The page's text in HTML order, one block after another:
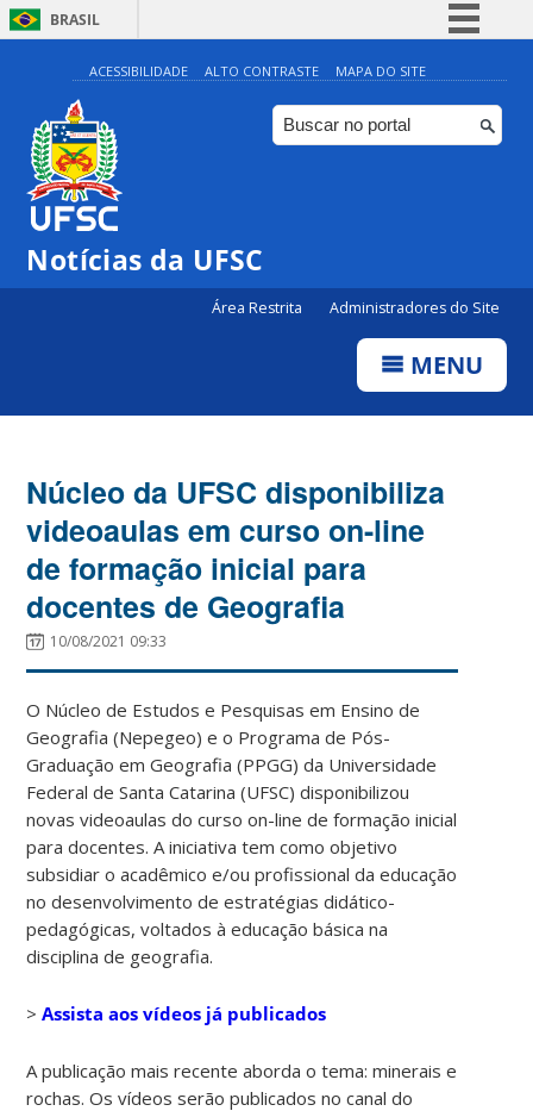
BRASIL
Simplifique!
Comunica BR
Participe
ACESSIBILIDADE ALTO CONTRASTE MAPA DO SITE
Notícias da UFSC
Área Restrita Administradores do Site
MENU
Núcleo da UFSC disponibiliza
videoaulas em curso on-line
de formação inicial para
docentes de Geografia
10/08/2021 09:33
O Núcleo de Estudos e Pesquisas em Ensino de
Geografia (Nepegeo) e o Programa de Pós-
Graduação em Geografia (PPGG) da Universidade
Federal de Santa Catarina (UFSC) disponibilizou
novas videoaulas do curso on-line de formação inicial
para docentes. A iniciativa tem como objetivo
subsidiar o acadêmico e/ou profissional da educação
no desenvolvimento de estratégias didático-
pedagógicas, voltados à educação básica na
disciplina de geografia.
>Assista aos vídeos já publicados
A publicação mais recente aborda o tema: minerais e
rochas. Os vídeos serão publicados no canal do